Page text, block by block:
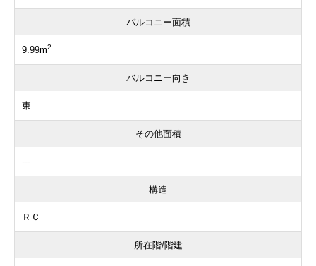
バルコニー面積
9.99m2
バルコニー向き
東
その他面積
---
構造
ＲＣ
所在階/階建